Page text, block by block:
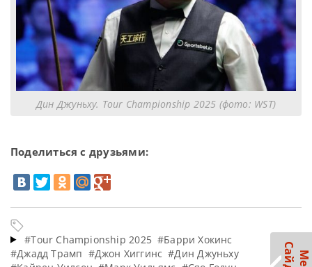
Дин Джуньху. Tour Championship 2025 (фото: WST)
Поделиться с друзьями:
#Tour Championship 2025 #Барри Хокинс
#Джадд Трамп #Джон Хиггинс #Дин Джуньху